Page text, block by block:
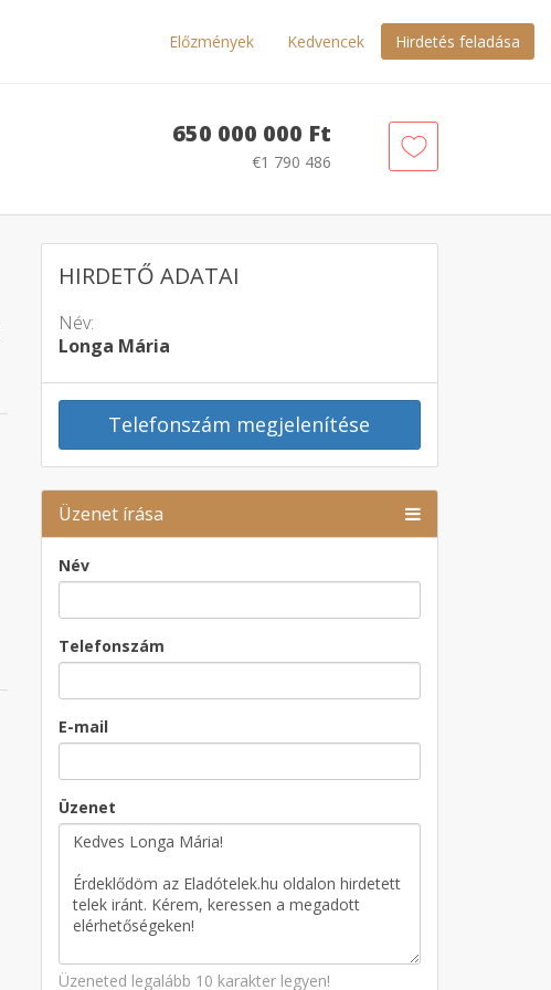
Előzmények Kedvencek Hirdetés feladása
650 000 000 Ft
€1 790 486
HIRDETŐ ADATAI
Név:
Longa Mária
Telefonszám megjelenítése
Üzenet írása
Név
Telefonszám
E-mail
Üzenet
Üzeneted legalább 10 karakter legyen!